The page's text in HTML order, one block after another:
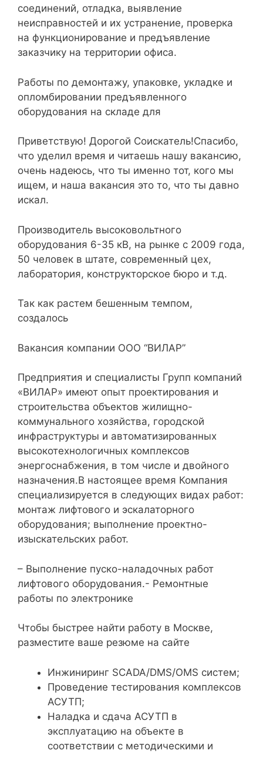
соединений, отладка, выявление
неисправностей и их устранение, проверка
на функционирование и предъявление
заказчику на территории офиса.
Работы по демонтажу, упаковке, укладке и
опломбировании предъявленного
оборудования на складе для
Приветствую! Дорогой Соискатель!Спасибо,
что уделил время и читаешь нашу вакансию,
очень надеюсь, что ты именно тот, кого мы
ищем, и наша вакансия это то, что ты давно
искал.
Производитель высоковольтного
оборудования 6-35 кВ, на рынке с 2009 года,
50 человек в штате, современный цех,
лаборатория, конструкторское бюро и т.д.
Так как растем бешенным темпом,
создалось
Вакансия компании ООО “ВИЛАР”
Предприятия и специалисты Групп компаний
«ВИЛАР» имеют опыт проектирования и
строительства объектов жилищно-
коммунального хозяйства, городской
инфраструктуры и автоматизированных
высокотехнологичных комплексов
энергоснабжения, в том числе и двойного
назначения.В настоящее время Компания
специализируется в следующих видах работ:
монтаж лифтового и эскалаторного
оборудования; выполнение проектно-
изыскательских работ.
– Выполнение пуско-наладочных работ
лифтового оборудования.- Ремонтные
работы по электронике
Чтобы быстрее найти работу в Москве,
разместите ваше резюме на сайте
Инжиниринг SCADA/DMS/OMS систем;
Проведение тестирования комплексов
АСУТП;
Наладка и сдача АСУТП в
эксплуатацию на объекте в
соответствии с методическими и